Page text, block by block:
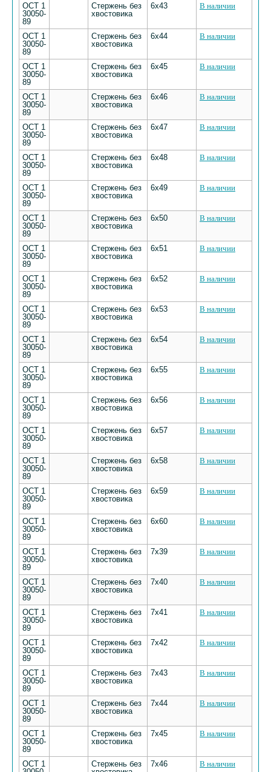
ОСТ 1
30050-
89
Стержень без
хвостовика
6х43 В наличии
ОСТ 1
30050-
89
Стержень без
хвостовика
6х44 В наличии
ОСТ 1
30050-
89
Стержень без
хвостовика
6х45 В наличии
ОСТ 1
30050-
89
Стержень без
хвостовика
6х46 В наличии
ОСТ 1
30050-
89
Стержень без
хвостовика
6х47 В наличии
ОСТ 1
30050-
89
Стержень без
хвостовика
6х48 В наличии
ОСТ 1
30050-
89
Стержень без
хвостовика
6х49 В наличии
ОСТ 1
30050-
89
Стержень без
хвостовика
6х50 В наличии
ОСТ 1
30050-
89
Стержень без
хвостовика
6х51 В наличии
ОСТ 1
30050-
89
Стержень без
хвостовика
6х52 В наличии
ОСТ 1
30050-
89
Стержень без
хвостовика
6х53 В наличии
ОСТ 1
30050-
89
Стержень без
хвостовика
6х54 В наличии
ОСТ 1
30050-
89
Стержень без
хвостовика
6х55 В наличии
ОСТ 1
30050-
89
Стержень без
хвостовика
6х56 В наличии
ОСТ 1
30050-
89
Стержень без
хвостовика
6х57 В наличии
ОСТ 1
30050-
89
Стержень без
хвостовика
6х58 В наличии
ОСТ 1
30050-
89
Стержень без
хвостовика
6х59 В наличии
ОСТ 1
30050-
89
Стержень без
хвостовика
6х60 В наличии
ОСТ 1
30050-
89
Стержень без
хвостовика
7х39 В наличии
ОСТ 1
30050-
89
Стержень без
хвостовика
7х40 В наличии
ОСТ 1
30050-
89
Стержень без
хвостовика
7х41 В наличии
ОСТ 1
30050-
89
Стержень без
хвостовика
7х42 В наличии
ОСТ 1
30050-
89
Стержень без
хвостовика
7х43 В наличии
ОСТ 1
30050-
89
Стержень без
хвостовика
7х44 В наличии
ОСТ 1
30050-
89
Стержень без
хвостовика
7х45 В наличии
ОСТ 1
Стержень без
7х46 В наличии